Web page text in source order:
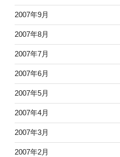
2007年9月
2007年8月
2007年7月
2007年6月
2007年5月
2007年4月
2007年3月
2007年2月